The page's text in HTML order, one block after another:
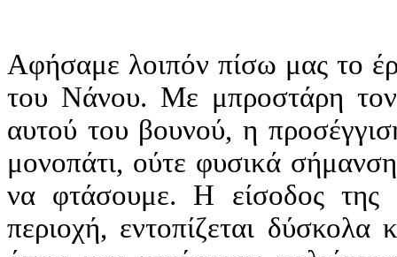
Αφήσαμε λοιπόν πίσω μας το
του Νάνου. Με μπροστάρη
αυτού του βουνού, η
μονοπάτι, ούτε φυσικά
να φτάσουμε. Η είσοδος της
περιοχή, εντοπίζεται